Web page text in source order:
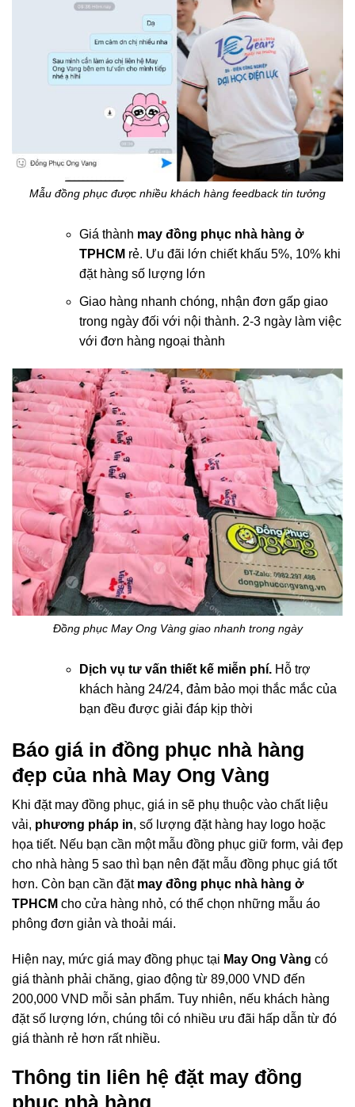
Mẫu đồng phục được nhiều khách hàng feedback tin tưởng
Giá thành may đồng phục nhà hàng ở
TPHCM rẻ. Ưu đãi lớn chiết khấu 5%, 10% khi
đặt hàng số lượng lớn
Giao hàng nhanh chóng, nhận đơn gấp giao
trong ngày đối với nội thành. 2-3 ngày làm việc
với đơn hàng ngoại thành
Đồng phục May Ong Vàng giao nhanh trong ngày
Dịch vụ tư vấn thiết kế miễn phí. Hỗ trợ
khách hàng 24/24, đảm bảo mọi thắc mắc của
bạn đều được giải đáp kịp thời
Báo giá in đồng phục nhà hàng
đẹp của nhà May Ong Vàng
Khi đặt may đồng phục, giá in sẽ phụ thuộc vào chất liệu
vải, phương pháp in, số lượng đặt hàng hay logo hoặc
họa tiết. Nếu bạn cần một mẫu đồng phục giữ form, vải đẹp
cho nhà hàng 5 sao thì bạn nên đặt mẫu đồng phục giá tốt
hơn. Còn bạn cần đặt may đồng phục nhà hàng ở
TPHCM cho cửa hàng nhỏ, có thể chọn những mẫu áo
phông đơn giản và thoải mái.
Hiện nay, mức giá may đồng phục tại May Ong Vàng có
giá thành phải chăng, giao động từ 89,000 VND đến
200,000 VND mỗi sản phẩm. Tuy nhiên, nếu khách hàng
đặt số lượng lớn, chúng tôi có nhiều ưu đãi hấp dẫn từ đó
giá thành rẻ hơn rất nhiều.
Thông tin liên hệ đặt may đồng
phục nhà hàng